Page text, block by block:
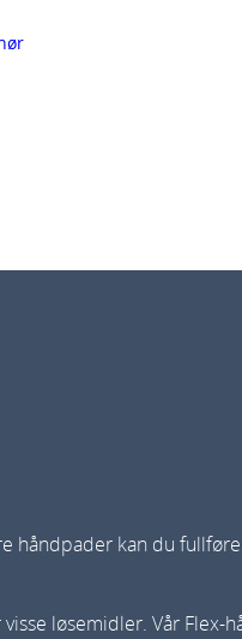
håndpader kan du
løsemidler. Vår Flex-